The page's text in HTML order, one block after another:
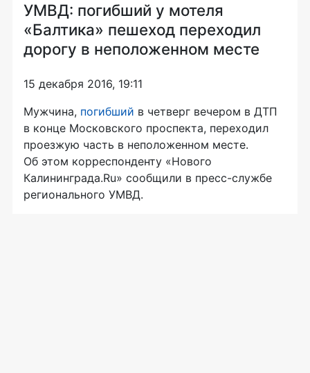
УМВД: погибший у мотеля
«Балтика» пешеход переходил
дорогу в неположенном месте
15 декабря 2016, 19:11
Мужчина, погибший в четверг вечером в ДТП
в конце Московского проспекта, переходил
проезжую часть в неположенном месте.
Об этом корреспонденту «Нового
Калининграда.Ru» сообщили в пресс-службе
регионального УМВД.